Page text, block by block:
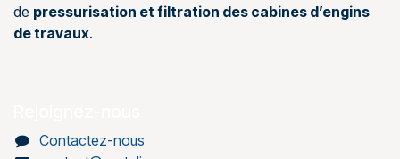
de pressurisation et filtration des cabines d’engins
de travaux.
Contactez-nous